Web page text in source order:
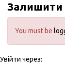
Залишити
You must be
Увійти через: